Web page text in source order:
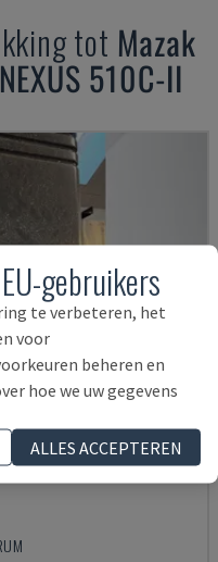
tot Mazak
510C-II
gebruikers
te verbeteren, het
voor
beheren en
hoe we uw gegevens
ALLES ACCEPTEREN